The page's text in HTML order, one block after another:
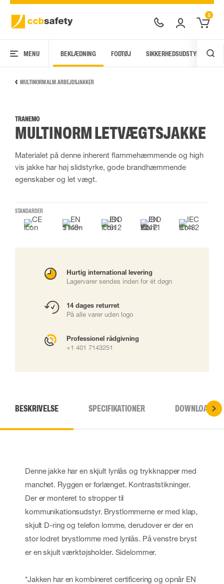
0
MENU BEKLÆDNING FODTØJ SIKKERHEDSUDSTYR
MULTINORM ALM. ARBEJDSJAKKER
TRANEMO
MULTINORM LETVÆGTSJAKKE
Materialet på denne inherent flammehæmmende og high
vis jakke har høj slidstyrke, gode brandhæmmende
egenskaber og let vægt.
STANDARDER
Hurtig international levering
Lagervarer sendes inden for ét døgn
14 dages returret
På alle varer uden logo
Professionel rådgivning
+1 401 7143251
BESKRIVELSE SPECIFIKATIONER DOWNLOADS
Denne jakke har en skjult lynlås og trykknapper med
manchet. Ryggen er forlænget. Kontraststikninger.
Der er monteret to stropper til
kommunikationsudstyr. Brystlommerne er med klap,
skjult D-ring og telefon lomme, derudover er der en
stor lodret brystlomme med lynlås. På venstre bryst
er en skjult værktøjsholder. Sidelommer.
*Jakken har en kombineret certificering og opnår EN